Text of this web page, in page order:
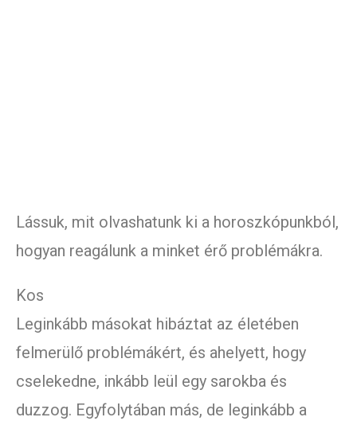
Lássuk, mit olvashatunk ki a horoszkópunkból,
hogyan reagálunk a minket érő problémákra.
Kos
Leginkább másokat hibáztat az életében
felmerülő problémákért, és ahelyett, hogy
cselekedne, inkább leül egy sarokba és
duzzog. Egyfolytában más, de leginkább a